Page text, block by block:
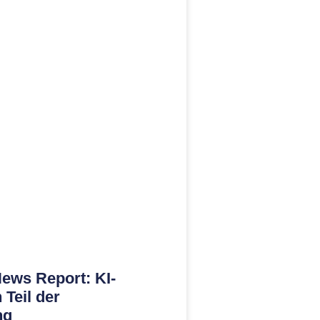
Report: KI-
Teil der